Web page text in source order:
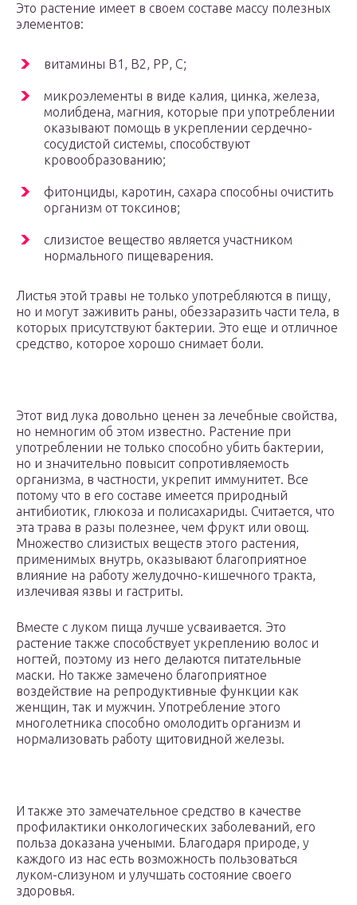
Это растение имеет в своем составе массу полезных
элементов:
витамины В1, В2, РР, С;
микроэлементы в виде калия, цинка, железа,
молибдена, магния, которые при употреблении
оказывают помощь в укреплении сердечно-
сосудистой системы, способствуют
кровообразованию;
фитонциды, каротин, сахара способны очистить
организм от токсинов;
слизистое вещество является участником
нормального пищеварения.
Листья этой травы не только употребляются в пищу,
но и могут заживить раны, обеззаразить части тела, в
которых присутствуют бактерии. Это еще и отличное
средство, которое хорошо снимает боли.
Этот вид лука довольно ценен за лечебные свойства,
но немногим об этом известно. Растение при
употреблении не только способно убить бактерии,
но и значительно повысит сопротивляемость
организма, в частности, укрепит иммунитет. Все
потому что в его составе имеется природный
антибиотик, глюкоза и полисахариды. Считается, что
эта трава в разы полезнее, чем фрукт или овощ.
Множество слизистых веществ этого растения,
применимых внутрь, оказывают благоприятное
влияние на работу желудочно-кишечного тракта,
излечивая язвы и гастриты.
Вместе с луком пища лучше усваивается. Это
растение также способствует укреплению волос и
ногтей, поэтому из него делаются питательные
маски. Но также замечено благоприятное
воздействие на репродуктивные функции как
женщин, так и мужчин. Употребление этого
многолетника способно омолодить организм и
нормализовать работу щитовидной железы.
И также это замечательное средство в качестве
профилактики онкологических заболеваний, его
польза доказана учеными. Благодаря природе, у
каждого из нас есть возможность пользоваться
луком-слизуном и улучшать состояние своего
здоровья.